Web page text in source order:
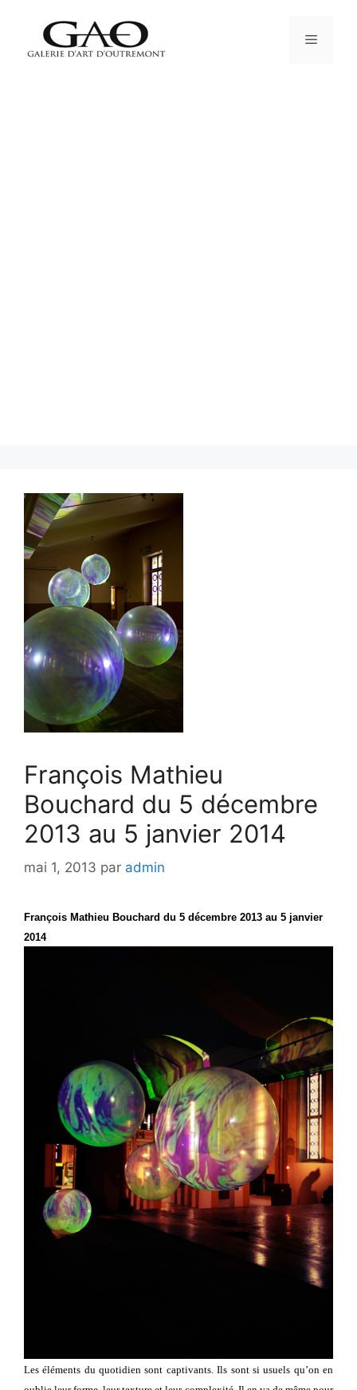
François Mathieu
Bouchard du 5 décembre
2013 au 5 janvier 2014
mai 1, 2013 par admin
François Mathieu Bouchard du 5 décembre 2013 au 5 janvier
2014
Les éléments du quotidien sont captivants. Ils sont si usuels qu’on en